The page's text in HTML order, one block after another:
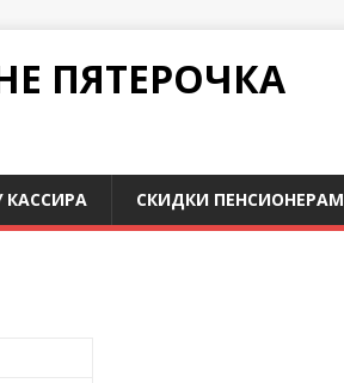
ПЯТЕРОЧКА
КАССИРА СКИДКИ ПЕНСИОНЕРАМ